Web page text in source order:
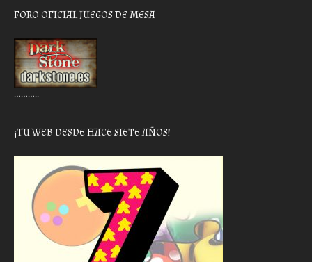
FORO OFICIAL JUEGOS DE MESA
………..
¡TU WEB DESDE HACE SIETE AÑOS!